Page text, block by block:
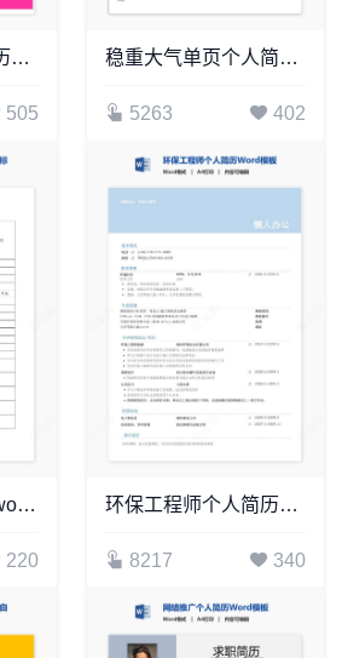
交互设计师个人简历Word模板
505
稳重大气单页个人简历word文档(20)
5263 402
个人简历求职简历word空白标准表格(10)
220
环保工程师个人简历Word模板
8217 340